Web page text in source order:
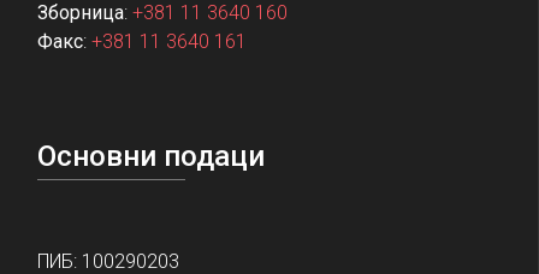
Зборница:+381 11 3640 160
Факс:+381 11 3640 161
Основни подаци
ПИБ: 100290203